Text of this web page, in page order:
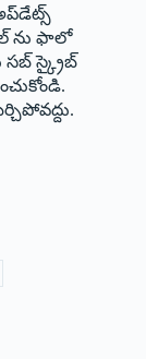
ను ఫాలో
సబ్ స్క్రైబ్